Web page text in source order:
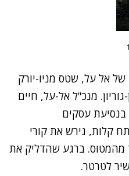
אתמול בבוקר נחת מטוס 777 של אל על, שטס מניו-יורק
מנכ"ל אל-על, חיים
עסקים
קלות, גירש את קורי
מהמטוס. ברגע שהדליק את
לטרטר.